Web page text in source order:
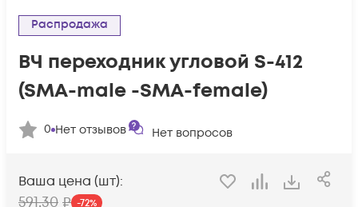
Распродажа
ВЧ переходник угловой S-412
(SMA-male -SMA-female)
0 Нет отзывов Нет вопросов
Ваша цена (шт):
591,30 ₽ -72%